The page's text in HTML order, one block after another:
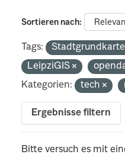
Sortieren nach
Tags:
LeipziGIS
Kategorien:
tech
Ergebnisse filtern
Bitte versuch es mit